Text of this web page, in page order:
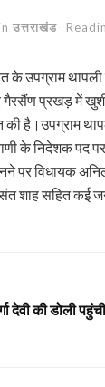
in उत्तराखंड
के उपग्राम
गैरसैंण प्रखड़ में
की है।उपग्राम
के निदेशक पद पर
पर विधायक
शाह सहित कई
देवी की डोली पहुंची